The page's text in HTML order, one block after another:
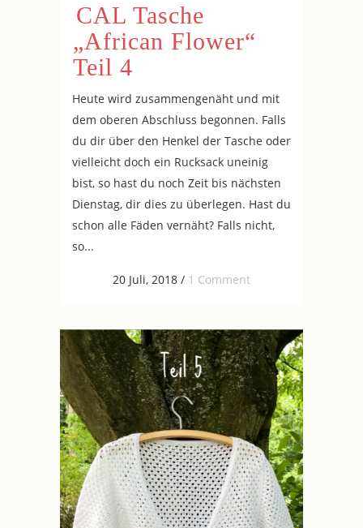
CAL Tasche
„African Flower“
Teil 4
Heute wird zusammengenäht und mit
dem oberen Abschluss begonnen. Falls
du dir über den Henkel der Tasche oder
vielleicht doch ein Rucksack uneinig
bist, so hast du noch Zeit bis nächsten
Dienstag, dir dies zu überlegen. Hast du
schon alle Fäden vernäht? Falls nicht,
so...
20 Juli, 2018 / 1 Comment